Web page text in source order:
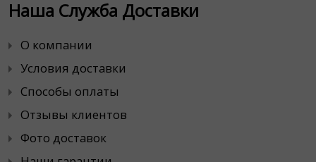
Наша Служба Доставки
О компании
Условия доставки
Способы оплаты
Отзывы клиентов
Фото доставок